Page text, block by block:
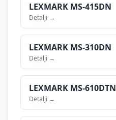
LEXMARK MS-415DN
Detalji →
LEXMARK MS-310DN
Detalji →
LEXMARK MS-610DTN
Detalji →